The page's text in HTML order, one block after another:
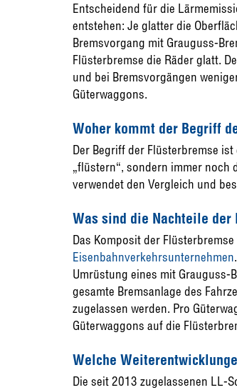
Entscheidend für die
entstehen: Je glatter die
Bremsvorgang mit Grauguss-
Flüsterbremse die Räder glatt.
und bei Bremsvorgängen
Güterwaggons.
Woher kommt der Begriff
Der Begriff der Flüsterbremse
„flüstern“, sondern immer noch
verwendet den Vergleich und
Was sind die Nachteile der
Das Komposit der
Eisenbahnverkehrsunternehmen
Umrüstung eines mit Grauguss-
gesamte Bremsanlage des
zugelassen werden. Pro
Güterwaggons auf die
Welche
Die seit 2013 zugelassenen LL-